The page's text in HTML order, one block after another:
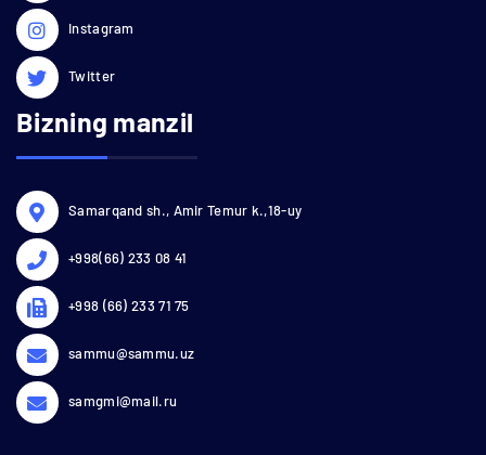
Instagram
Twitter
Bizning manzil
Samarqand sh., Amir Temur k.,18-uy
+998(66) 233 08 41
+998 (66) 233 71 75
sammu@sammu.uz
samgmi@mail.ru